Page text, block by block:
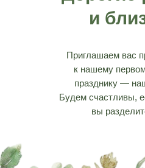
и
Приглашаем вас
к нашему
празднику —
Будем счастливы,
вы